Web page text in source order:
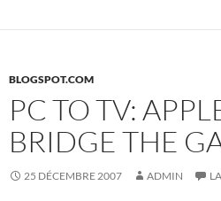
BLOGSPOT.COM
PC TO TV:
BRIDGE THE
25 DÉCEMBRE 2007 ADMIN